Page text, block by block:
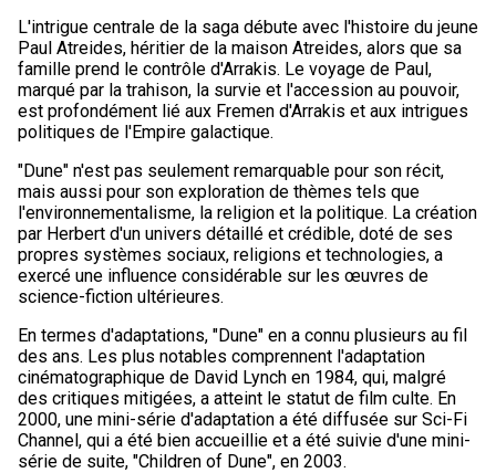
L'intrigue centrale de la saga débute avec l'histoire du jeune
Paul Atreides, héritier de la maison Atreides, alors que sa
famille prend le contrôle d'Arrakis. Le voyage de Paul,
marqué par la trahison, la survie et l'accession au pouvoir,
est profondément lié aux Fremen d'Arrakis et aux intrigues
politiques de l'Empire galactique.
"Dune" n'est pas seulement remarquable pour son récit,
mais aussi pour son exploration de thèmes tels que
l'environnementalisme, la religion et la politique. La création
par Herbert d'un univers détaillé et crédible, doté de ses
propres systèmes sociaux, religions et technologies, a
exercé une influence considérable sur les œuvres de
science-fiction ultérieures.
En termes d'adaptations, "Dune" en a connu plusieurs au fil
des ans. Les plus notables comprennent l'adaptation
cinématographique de David Lynch en 1984, qui, malgré
des critiques mitigées, a atteint le statut de film culte. En
2000, une mini-série d'adaptation a été diffusée sur Sci-Fi
Channel, qui a été bien accueillie et a été suivie d'une mini-
série de suite, "Children of Dune", en 2003.